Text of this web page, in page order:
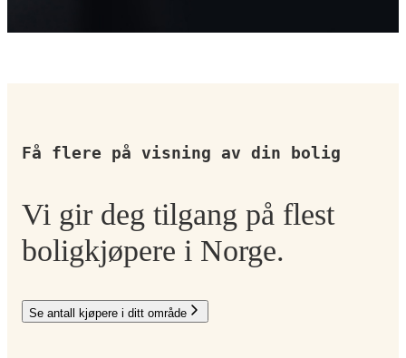
Få flere på visning av din bolig
Vi gir deg tilgang på flest
boligkjøpere i Norge.
Se antall kjøpere i ditt område